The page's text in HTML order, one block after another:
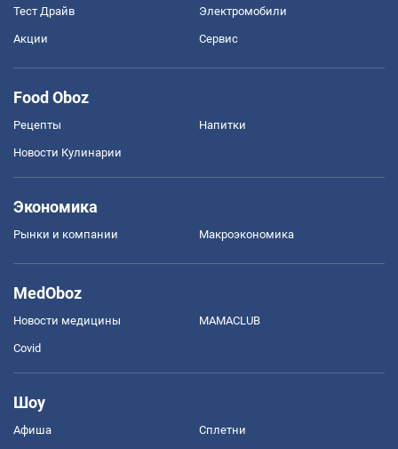
Тест Драйв Электромобили
Акции Сервис
Food Oboz
Рецепты Напитки
Новости Кулинарии
Экономика
Рынки и компании Mакроэкономика
MedOboz
Новости медицины MAMACLUB
Covid
Шоу
Афиша Сплетни